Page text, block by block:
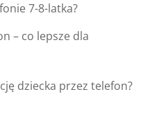
7-8-latka?
– co lepsze dla
dziecka przez telefon?